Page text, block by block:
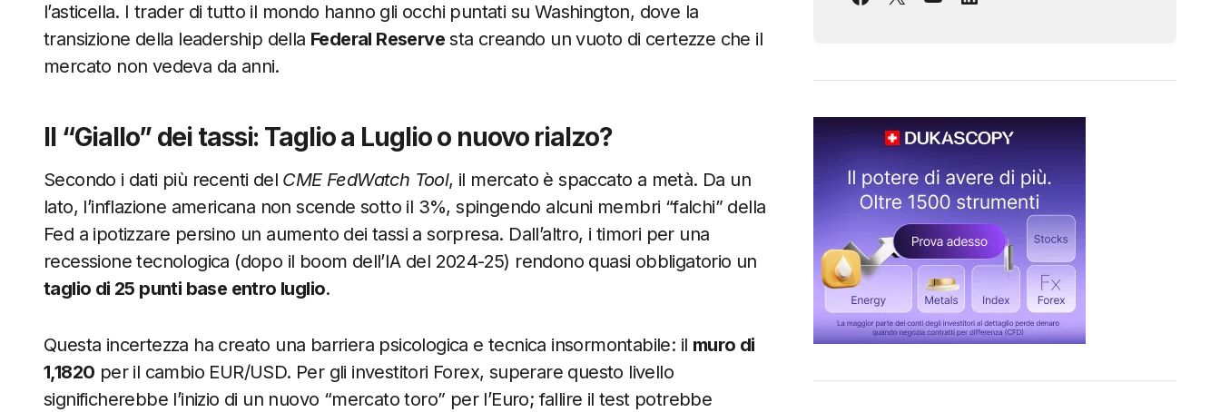
l’asticella. I trader di tutto il mondo hanno gli occhi puntati su Washington, dove la
transizione della leadership della Federal Reserve sta creando un vuoto di certezze che il
mercato non vedeva da anni.
Il “Giallo” dei tassi: Taglio a Luglio o nuovo rialzo?
Secondo i dati più recenti del CME FedWatch Tool, il mercato è spaccato a metà. Da un
lato, l’inflazione americana non scende sotto il 3%, spingendo alcuni membri “falchi” della
Fed a ipotizzare persino un aumento dei tassi a sorpresa. Dall’altro, i timori per una
recessione tecnologica (dopo il boom dell’IA del 2024-25) rendono quasi obbligatorio un
taglio di 25 punti base entro luglio.
Questa incertezza ha creato una barriera psicologica e tecnica insormontabile: il muro di
1,1820 per il cambio EUR/USD. Per gli investitori Forex, superare questo livello
significherebbe l’inizio di un nuovo “mercato toro” per l’Euro; fallire il test potrebbe